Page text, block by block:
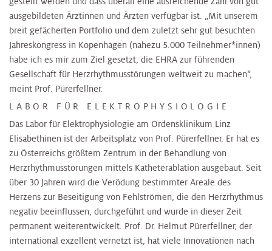
ausgebildeten Ärztinnen und Ärzten verfügbar ist. „Mit unserem
breit gefächerten Portfolio und dem zuletzt sehr gut besuchten
Jahreskongress in Kopenhagen (nahezu 5.000 Teilnehmer*innen)
habe ich es mir zum Ziel gesetzt, die EHRA zur führenden
Gesellschaft für Herzrhythmusstörungen weltweit zu machen“,
meint Prof. Pürerfellner.
LABOR FÜR ELEKTROPHYSIOLOGIE
Das Labor für Elektrophysiologie am Ordensklinikum Linz
Elisabethinen ist der Arbeitsplatz von Prof. Pürerfellner. Er hat es
zu Österreichs größtem Zentrum in der Behandlung von
Herzrhythmusstörungen mittels Katheterablation ausgebaut. Seit
über 30 Jahren wird die Verödung bestimmter Areale des
Herzens zur Beseitigung von Fehlströmen, die den Herzrhythmus
negativ beeinflussen, durchgeführt und wurde in dieser Zeit
permanent weiterentwickelt. Prof. Dr. Helmut Pürerfellner, der
international exzellent vernetzt ist, hat viele Innovationen nach